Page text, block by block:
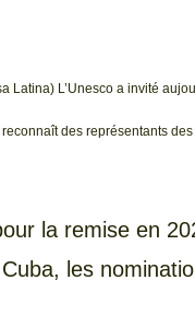
Latina) L’Unesco a invité
des représentants
la remise en
les